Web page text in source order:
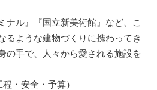
ナル』『国立新美術館』など、こ
るような建物づくりに携わってき
の手で、人々から愛される施設を
・安全・予算）